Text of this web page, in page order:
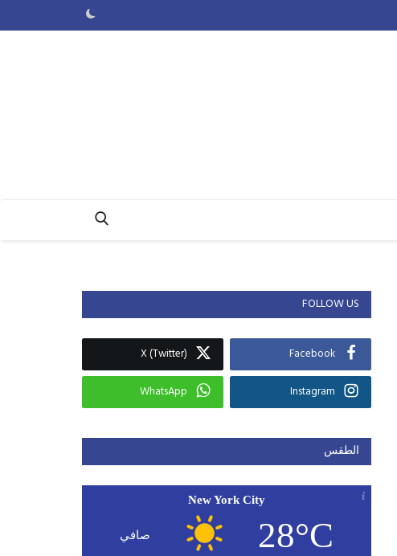
FOLLOW US
Facebook
X (Twitter)
Instagram
WhatsApp
الطقس
New York City
28°C صافي